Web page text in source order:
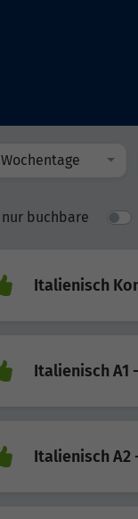
Wochentage
nur buchbare
Italienisch
Italienisch A1
Italienisch A2